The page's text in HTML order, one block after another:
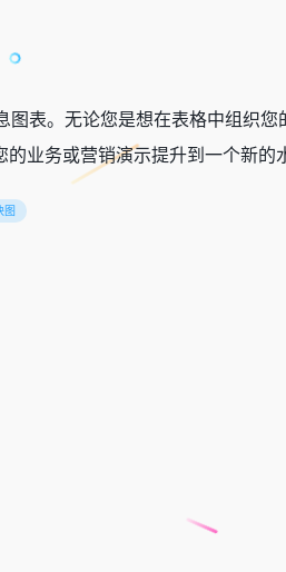
表。无论您是想在表格中组织您
业务或营销演示提升到一个新的
图